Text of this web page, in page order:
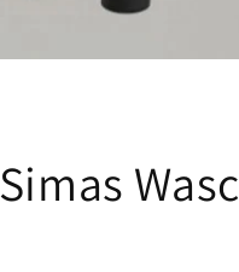
Simas